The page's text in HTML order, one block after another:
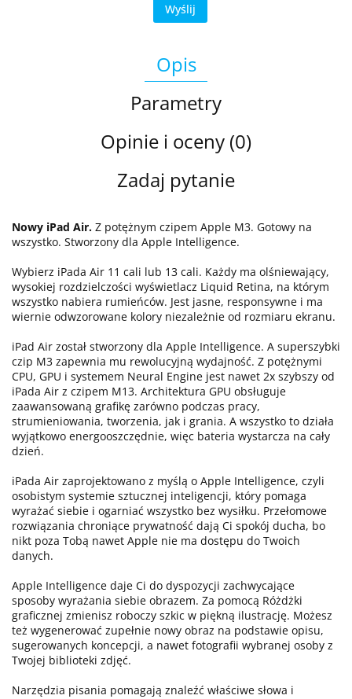
Wyślij
Opis
Parametry
Opinie i oceny (0)
Zadaj pytanie
Nowy iPad Air. Z potężnym czipem Apple M3. Gotowy na
wszystko. Stworzony dla Apple Intelligence.
Wybierz iPada Air 11 cali lub 13 cali. Każdy ma olśniewający,
wysokiej rozdzielczości wyświetlacz Liquid Retina, na którym
wszystko nabiera rumieńców. Jest jasne, responsywne i ma
wiernie odwzorowane kolory niezależnie od rozmiaru ekranu.
iPad Air został stworzony dla Apple Intelligence. A superszybki
czip M3 zapewnia mu rewolucyjną wydajność. Z potężnymi
CPU, GPU i systemem Neural Engine jest nawet 2x szybszy od
iPada Air z czipem M13. Architektura GPU obsługuje
zaawansowaną grafikę zarówno podczas pracy,
strumieniowania, tworzenia, jak i grania. A wszystko to działa
wyjątkowo energooszczędnie, więc bateria wystarcza na cały
dzień.
iPada Air zaprojektowano z myślą o Apple Intelligence, czyli
osobistym systemie sztucznej inteligencji, który pomaga
wyrażać siebie i ogarniać wszystko bez wysiłku. Przełomowe
rozwiązania chroniące prywatność dają Ci spokój ducha, bo
nikt poza Tobą nawet Apple nie ma dostępu do Twoich
danych.
Apple Intelligence daje Ci do dyspozycji zachwycające
sposoby wyrażania siebie obrazem. Za pomocą Różdżki
graficznej zmienisz roboczy szkic w piękną ilustrację. Możesz
też wygenerować zupełnie nowy obraz na podstawie opisu,
sugerowanych koncepcji, a nawet fotografii wybranej osoby z
Twojej biblioteki zdjęć.
Narzędzia pisania pomagają znaleźć właściwe słowa i